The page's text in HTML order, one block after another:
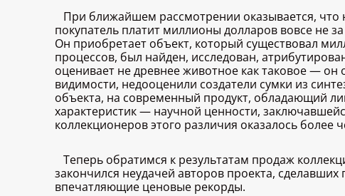
При ближайшем рассмотрении оказывается,
покупатель платит миллионы долларов вовсе не
Он приобретает объект, который существовал
процессов, был найден, исследован,
оценивает не древнее животное как таковое — он
видимости, недооценили создатели сумки из
объекта, на современный продукт, обладающий
характеристик — научной ценности,
коллекционеров этого различия оказалось более
Теперь обратимся к результатам продаж
закончился неудачей авторов проекта,
впечатляющие ценовые рекорды.